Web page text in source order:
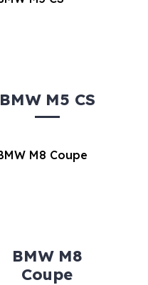
BMW M5 CS
BMW M8
Coupe